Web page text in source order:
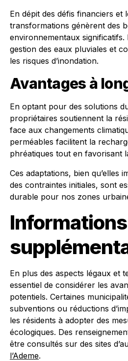
En dépit des défis financiers et
transformations génèrent des
environnementaux significatifs.
gestion des eaux pluviales et
les risques d’inondation.
Avantages à
En optant pour des solutions
propriétaires soutiennent la
face aux changements
perméables facilitent la
phréatiques tout en favorisant
Ces adaptations, bien qu’elles
des contraintes initiales, sont
durable pour nos zones
Informations
En plus des aspects légaux et
essentiel de considérer les
potentiels. Certaines
subventions ou réductions
les résidents à adopter des
écologiques. Des
être consultés sur des sites
l’Ademe.